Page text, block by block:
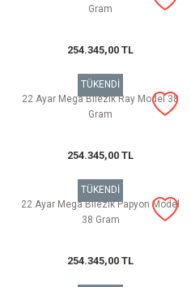
Gram
254.345,00 TL
TÜKENDİ
22 Ayar Mega Bilezik Ray Model 38
Gram
254.345,00 TL
TÜKENDİ
22 Ayar Mega Bilezik Papyon Model
38 Gram
254.345,00 TL